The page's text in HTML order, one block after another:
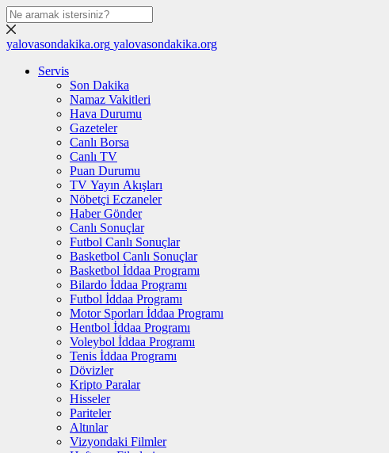
yalovasondakika.org yalovasondakika.org
Servis
Son Dakika
Namaz Vakitleri
Hava Durumu
Gazeteler
Canlı Borsa
Canlı TV
Puan Durumu
TV Yayın Akışları
Nöbetçi Eczaneler
Haber Gönder
Canlı Sonuçlar
Futbol Canlı Sonuçlar
Basketbol Canlı Sonuçlar
Basketbol İddaa Programı
Bilardo İddaa Programı
Futbol İddaa Programı
Motor Sporları İddaa Programı
Hentbol İddaa Programı
Voleybol İddaa Programı
Tenis İddaa Programı
Dövizler
Kripto Paralar
Hisseler
Pariteler
Altınlar
Vizyondaki Filmler